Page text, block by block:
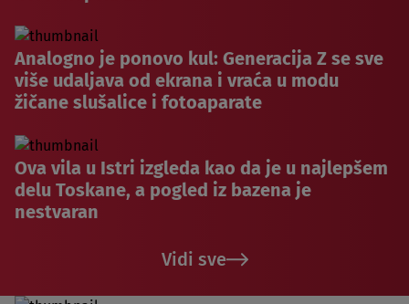
Analogno je ponovo kul: Generacija Z se sve
više udaljava od ekrana i vraća u modu
žičane slušalice i fotoaparate
Ova vila u Istri izgleda kao da je u najlepšem
delu Toskane, a pogled iz bazena je
nestvaran
Vidi sve